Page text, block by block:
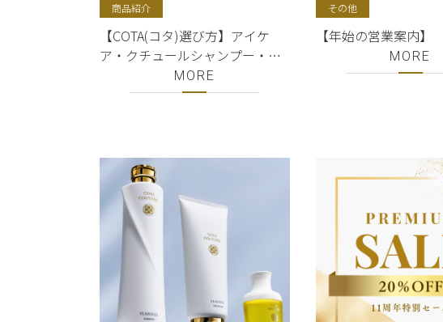
商品紹介
【COTA(コタ)選び方】アイケ
ア・クチュールシャンプー・ト
リートメント人気ランキング
2025｜銀座・有楽町で正規販売
MORE
その他
【年始の営業案内】
MORE